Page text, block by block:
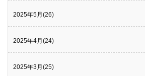
2025年5月(26)
2025年4月(24)
2025年3月(25)